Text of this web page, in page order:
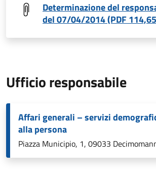
Determinazione del
del 07/04/2014 (PDF
Ufficio responsabile
Affari generali – servizi
alla persona
Piazza Municipio, 1, 09033